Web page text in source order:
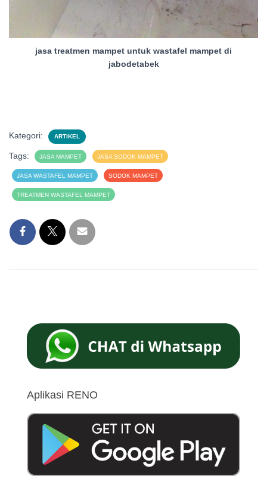
jasa treatmen mampet untuk wastafel mampet di
jabodetabek
Kategori: ARTIKEL
Tags: JASA MAMPET JASA SODOK MAMPET
JASA WASTAFEL MAMPET SODOK MAMPET
TREATMEN WASTAFEL MAMPET
Aplikasi RENO